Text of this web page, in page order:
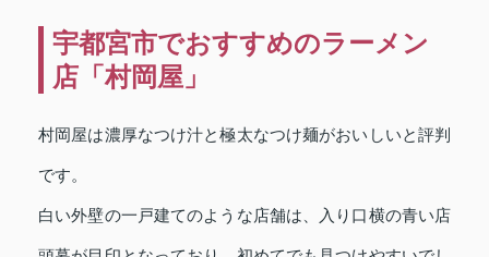
宇都宮市でおすすめのラーメン
店「村岡屋」
村岡屋は濃厚なつけ汁と極太なつけ麺がおいしいと評判
です。
白い外壁の一戸建てのような店舗は、入り口横の青い店